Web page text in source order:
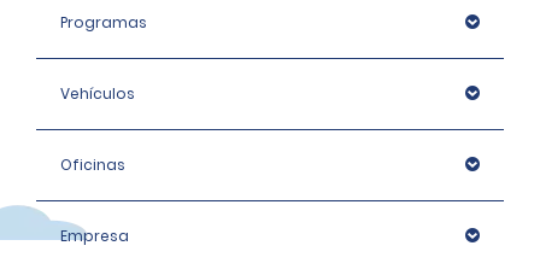
Programas
Vehículos
Oficinas
Empresa